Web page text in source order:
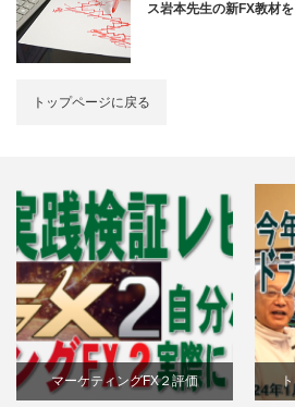
ス岩本先生の新FX教材
トップページに戻る
マーケティングFX２評価